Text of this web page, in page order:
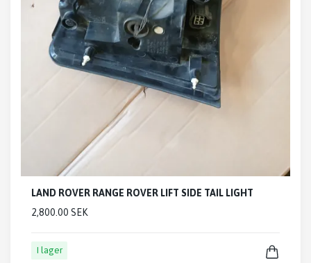
LAND ROVER RANGE ROVER LIFT SIDE TAIL LIGHT
2,800.00 SEK
I lager